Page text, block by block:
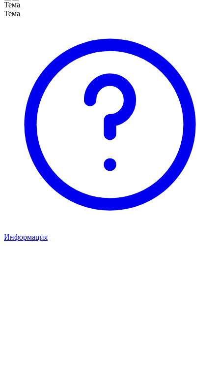
Тема
Тема
Информация